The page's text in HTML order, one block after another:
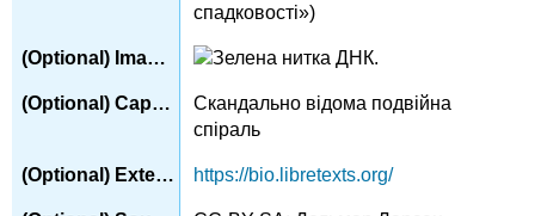
спадковості»)
Скандально відома подвійна
спіраль
https://bio.libretexts.org/